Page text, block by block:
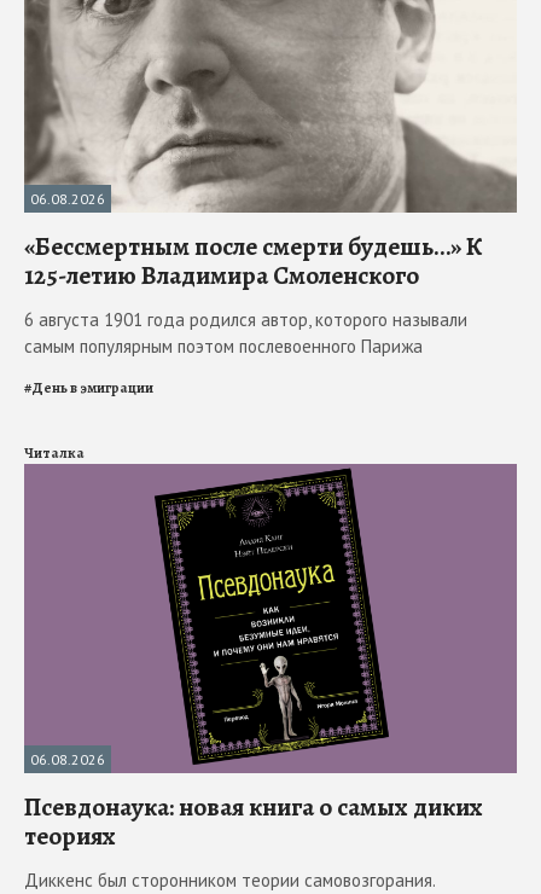
06.08.2026
«Бессмертным после смерти будешь…» К
125-летию Владимира Смоленского
6 августа 1901 года родился автор, которого называли
самым популярным поэтом послевоенного Парижа
#День в эмиграции
Читалка
06.08.2026
Псевдонаука: новая книга о самых диких
теориях
Диккенс был сторонником теории самовозгорания.